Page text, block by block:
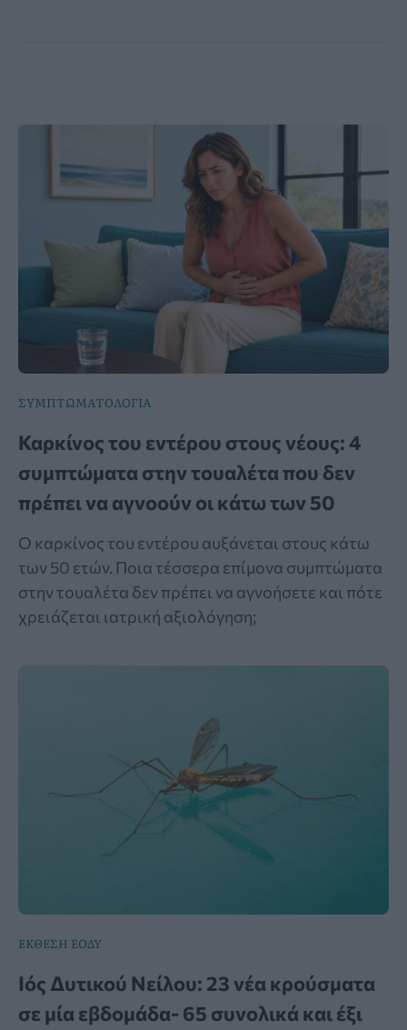
ΣΥΜΠΤΩΜΑΤΟΛΟΓΙΑ
Καρκίνος του εντέρου στους νέους: 4
συμπτώματα στην τουαλέτα που δεν
πρέπει να αγνοούν οι κάτω των 50
Ο καρκίνος του εντέρου αυξάνεται στους κάτω
των 50 ετών. Ποια τέσσερα επίμονα συμπτώματα
στην τουαλέτα δεν πρέπει να αγνοήσετε και πότε
χρειάζεται ιατρική αξιολόγηση;
ΕΚΘΕΣΗ ΕΟΔΥ
Ιός Δυτικού Νείλου: 23 νέα κρούσματα
σε μία εβδομάδα- 65 συνολικά και έξι